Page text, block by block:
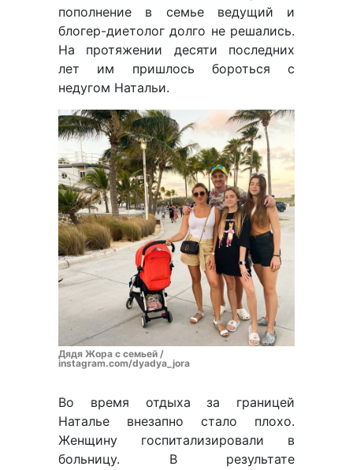
пополнение в семье ведущий и
блогер-диетолог долго не решались.
На протяжении десяти последних
лет им пришлось бороться с
недугом Натальи.
Дядя Жора с семьей /
instagram.com/dyadya_jora
Во время отдыха за границей
Наталье внезапно стало плохо.
Женщину госпитализировали в
больницу. В результате